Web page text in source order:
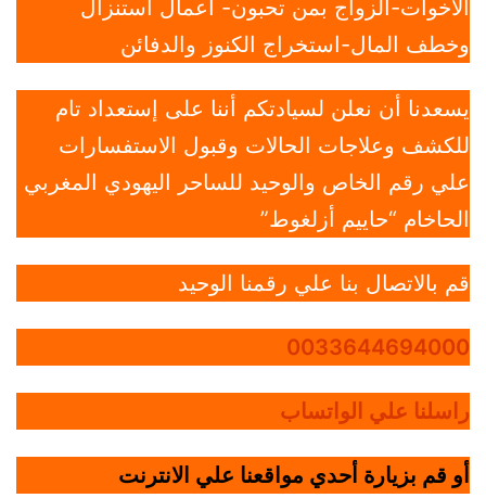
الاخوات-الزواج بمن تحبون- أعمال استنزال
وخطف المال-استخراج الكنوز والدفائن
يسعدنا أن نعلن لسيادتكم أننا على إستعداد تام
للكشف وعلاجات الحالات وقبول الاستفسارات
علي رقم الخاص والوحيد للساحر اليهودي المغربي
الحاخام “حاييم أزلغوط”
قم بالاتصال بنا علي رقمنا الوحيد
0033644694000
راسلنا علي الواتساب
أو قم بزيارة أحدي مواقعنا علي الانترنت